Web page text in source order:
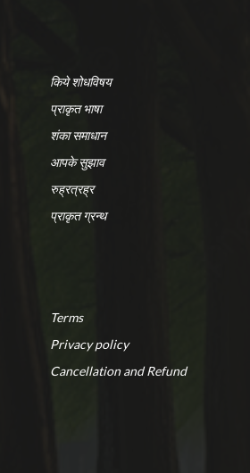
किये शोधविषय
प्राकृत भाषा
शंका समाधान
आपके सुझाव
रुह्रत्रह्र
प्राकृत ग्रन्थ
Terms
Privacy policy
Cancellation and Refund